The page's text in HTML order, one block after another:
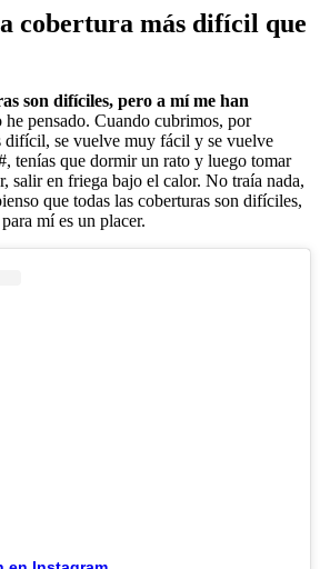
cobertura más difícil que
son difíciles, pero a mí me han
pensado. Cuando cubrimos, por
difícil, se vuelve muy fácil y se vuelve
tenías que dormir un rato y luego tomar
salir en friega bajo el calor. No traía nada,
que todas las coberturas son difíciles,
mí es un placer.